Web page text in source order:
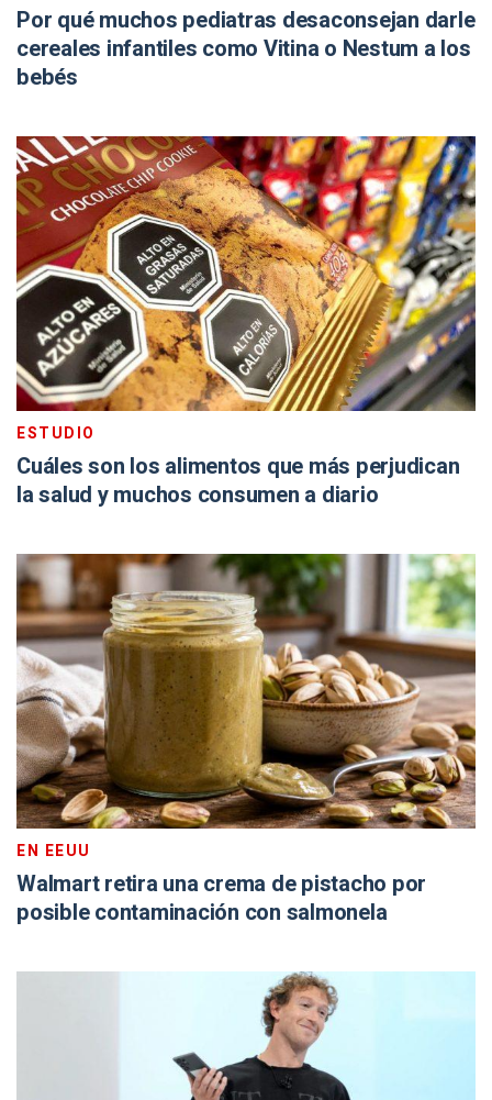
Por qué muchos pediatras desaconsejan darle
cereales infantiles como Vitina o Nestum a los
bebés
ESTUDIO
Cuáles son los alimentos que más perjudican
la salud y muchos consumen a diario
EN EEUU
Walmart retira una crema de pistacho por
posible contaminación con salmonela